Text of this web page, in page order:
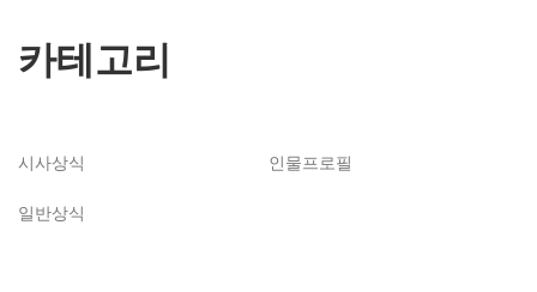
카테고리
시사상식 인물프로필
일반상식